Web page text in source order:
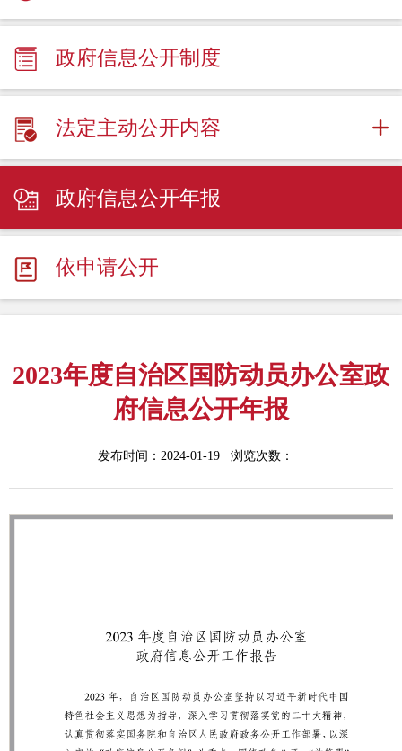
政府信息公开制度
法定主动公开内容
政府信息公开年报
依申请公开
2023年度自治区国防动员办公室政
府信息公开年报
发布时间：2024-01-19 浏览次数：